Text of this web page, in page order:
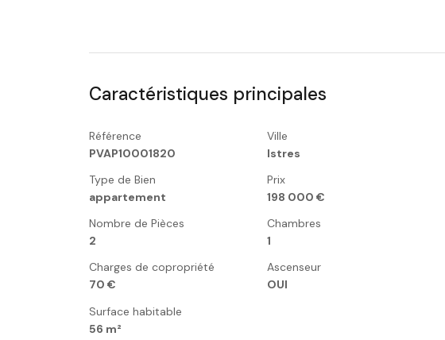
Caractéristiques principales
Référence
PVAP10001820
Ville
Istres
Type de Bien
appartement
Prix
198 000 €
Nombre de Pièces
2
Chambres
1
Charges de copropriété
70 €
Ascenseur
OUI
Surface habitable
56 m²